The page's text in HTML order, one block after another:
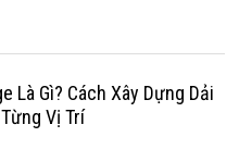
Là Gì? Cách Xây Dựng Dải
Vị Trí